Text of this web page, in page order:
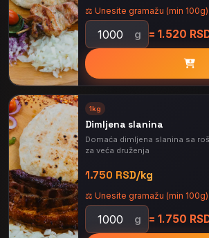
⚖️ Unesite gramažu (min 100g)
g = 1.520
1kg
Dimljena slanina
Domaća dimljena slanina sa
za veća druženja
1.750 RSD/kg
⚖️ Unesite gramažu (min 100g)
g = 1.750